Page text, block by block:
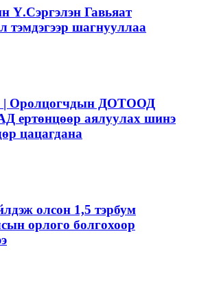
Ү.Сэргэлэн Гавьяат
тэмдэгээр шагнууллаа
| Оролцогчдын ДОТООД
ертөнцөөр аялуулах шинэ
цацагдана
олсон 1,5 тэрбум
орлого болгохоор